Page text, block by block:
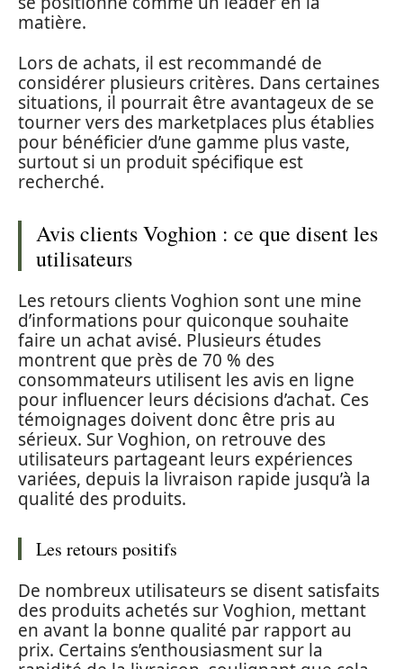
matière.
Lors de achats, il est recommandé de
considérer plusieurs critères. Dans certaines
situations, il pourrait être avantageux de se
tourner vers des marketplaces plus établies
pour bénéficier d’une gamme plus vaste,
surtout si un produit spécifique est
recherché.
Avis clients Voghion : ce que disent les
utilisateurs
Les retours clients Voghion sont une mine
d’informations pour quiconque souhaite
faire un achat avisé. Plusieurs études
montrent que près de 70 % des
consommateurs utilisent les avis en ligne
pour influencer leurs décisions d’achat. Ces
témoignages doivent donc être pris au
sérieux. Sur Voghion, on retrouve des
utilisateurs partageant leurs expériences
variées, depuis la livraison rapide jusqu’à la
qualité des produits.
Les retours positifs
De nombreux utilisateurs se disent satisfaits
des produits achetés sur Voghion, mettant
en avant la bonne qualité par rapport au
prix. Certains s’enthousiasment sur la